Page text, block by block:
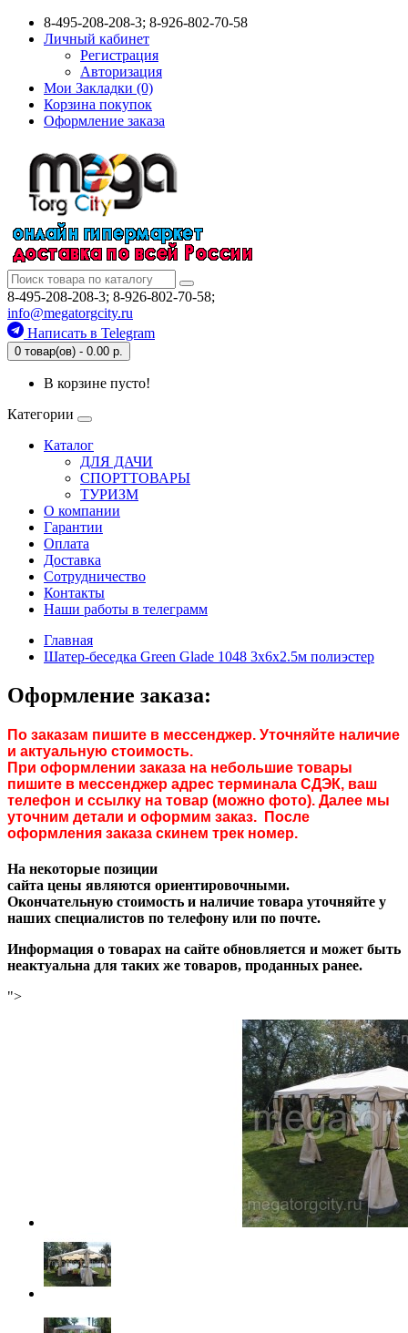
8-495-208-208-3; 8-926-802-70-58
Личный кабинет
Регистрация
Авторизация
Мои Закладки (0)
Корзина покупок
Оформление заказа
8-495-208-208-3; 8-926-802-70-58;
info@megatorgcity.ru
Написать в Telegram
0 товар(ов) - 0.00 р.
В корзине пусто!
Категории
Каталог
ДЛЯ ДАЧИ
СПОРТТОВАРЫ
ТУРИЗМ
О компании
Гарантии
Оплата
Доставка
Сотрудничество
Контакты
Наши работы в телеграмм
Главная
Шатер-беседка Green Glade 1048 3х6х2.5м полиэстер
Оформление заказа:
По заказам пишите в мессенджер. Уточняйте наличие
и актуальную стоимость.
При оформлении заказа на небольшие товары
пишите в мессенджер адрес терминала СДЭК, ваш
телефон и ссылку на товар (можно фото). Далее мы
уточним детали и оформим заказ. После
оформления заказа скинем трек номер.
На некоторые позиции
сайта цены являются ориентировочными.
Окончательную стоимость и наличие товара уточняйте у
наших специалистов по телефону или по почте.
Информация о товарах на сайте обновляется и может быть
неактуальна для таких же товаров, проданных ранее.
">